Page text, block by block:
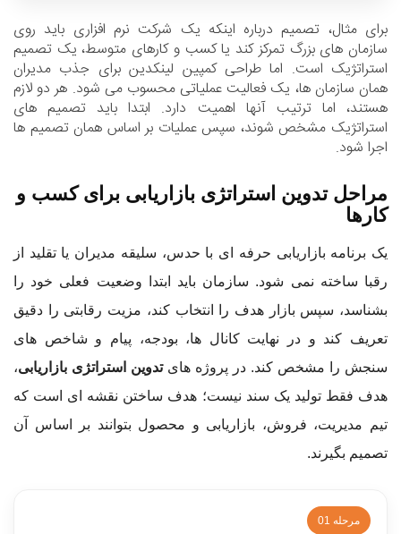
برای مثال، تصمیم درباره اینکه یک شرکت نرم افزاری باید روی
سازمان های بزرگ تمرکز کند یا کسب و کارهای متوسط، یک تصمیم
استراتژیک است. اما طراحی کمپین لینکدین برای جذب مدیران
همان سازمان ها، یک فعالیت عملیاتی محسوب می شود. هر دو لازم
هستند، اما ترتیب آنها اهمیت دارد. ابتدا باید تصمیم های
استراتژیک مشخص شوند، سپس عملیات بر اساس همان تصمیم ها
اجرا شود.
مراحل تدوین استراتژی بازاریابی برای کسب و
کارها
یک برنامه بازاریابی حرفه ای با حدس، سلیقه مدیران یا تقلید از
رقبا ساخته نمی شود. سازمان باید ابتدا وضعیت فعلی خود را
بشناسد، سپس بازار هدف را انتخاب کند، مزیت رقابتی را دقیق
تعریف کند و در نهایت کانال ها، بودجه، پیام و شاخص های
سنجش را مشخص کند. در پروژه هایتدوین استراتژی بازاریابی،
هدف فقط تولید یک سند نیست؛ هدف ساختن نقشه ای است که
تیم مدیریت، فروش، بازاریابی و محصول بتوانند بر اساس آن
تصمیم بگیرند.
مرحله 01